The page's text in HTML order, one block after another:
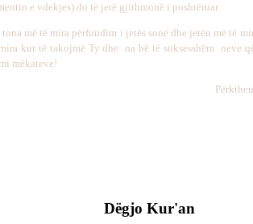
e vdekjes) do të jetë gjithmonë i poshtëruar.
më të mira përfundim i jetës sonë dhe jetën më të
kur të takojmë Ty dhe na bë të suksesshëm neve
mëkateve!
Dëgjo Kur'an